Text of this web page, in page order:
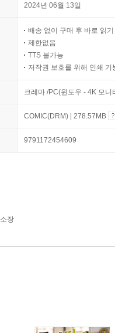
2024년 06월 13일
배송 없이 구매 후 바로 읽기
제한없음
TTS 불가능
저작권 보호를 위해 인쇄 기
크레마 /PC(윈도우 - 4K 모
COMIC(DRM) | 278.57MB
9791172454609
소장